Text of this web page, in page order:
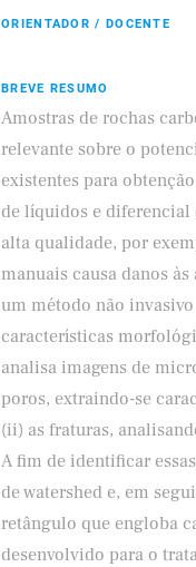
ORIENTADOR / DOCENTE
BREVE RESUMO
Amostras de rochas
relevante sobre o
existentes para
de líquidos e diferencial
alta qualidade, por
manuais causa danos
um método não
características
analisa imagens de
poros, extraindo-se
(ii) as fraturas,
A fim de identificar
de watershed e, em
retângulo que engloba
desenvolvido para o